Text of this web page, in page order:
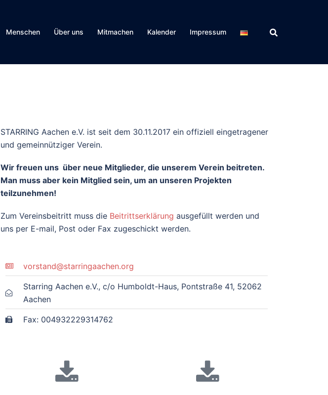
Menschen Über uns Mitmachen Kalender Impressum
STARRING Aachen e.V. ist seit dem 30.11.2017 ein offiziell eingetragener
und gemeinnütziger Verein.
Wir freuen uns über neue Mitglieder, die unserem Verein beitreten.
Man muss aber kein Mitglied sein, um an unseren Projekten
teilzunehmen!
Zum Vereinsbeitritt muss die Beitrittserklärung ausgefüllt werden und
uns per E-mail, Post oder Fax zugeschickt werden.
vorstand@starringaachen.org
Starring Aachen e.V., c/o Humboldt-Haus, Pontstraße 41, 52062
Aachen
Fax: 004932229314762